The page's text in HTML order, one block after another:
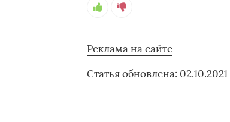
Реклама на сайте
Статья обновлена: 02.10.2021